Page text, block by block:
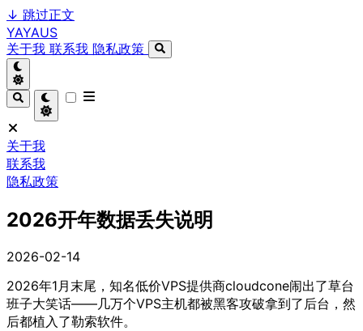
↓ 跳过正文
YAYAUS
关于我 联系我 隐私政策
关于我
联系我
隐私政策
2026开年数据丢失说明
2026-02-14
2026年1月末尾，知名低价VPS提供商cloudcone闹出了草台
班子大笑话——几万个VPS主机都被黑客攻破拿到了后台，然
后都植入了勒索软件。